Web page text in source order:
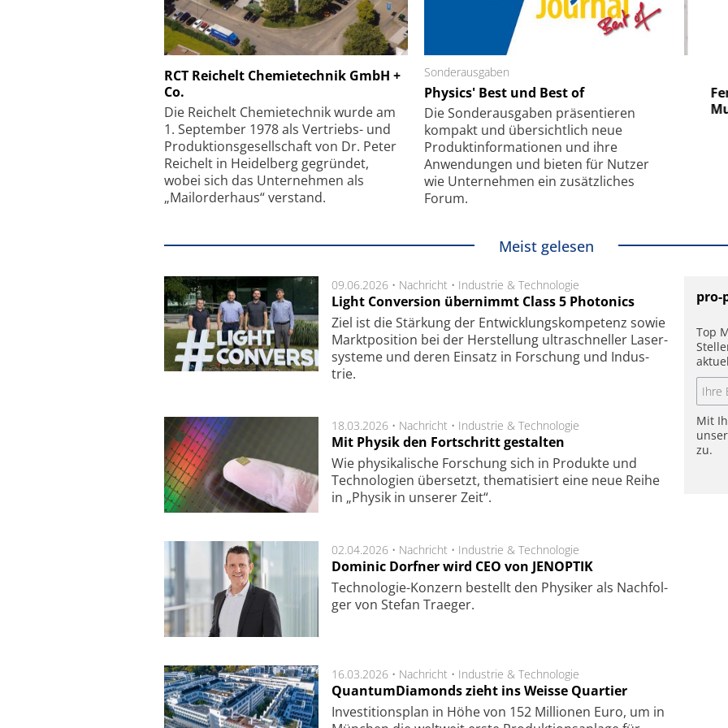
RCT Reichelt Chemietechnik GmbH +
Co.
Die Reichelt Chemietechnik wurde am
1. September 1978 als Vertriebs- und
Produktionsgesellschaft von Dr. Peter
Reichelt in Heidelberg gegründet,
wobei sich das Unternehmen als
„Mailorderhaus“ verstand.
Sonderausgaben
Physics' Best und Best of
Die Sonder­ausgaben präsentieren
kompakt und übersichtlich neue
Produkt­informationen und ihre
Anwendungen und bieten für Nutzer
wie Unternehmen ein zusätzliches
Forum.
Schäfter + Kirchhoff GmbH
Feinfokussierungsmechanismus
Elektronenmikroskopie auf
kleinstem Raum
Meist gelesen
09.06.2026 • Nachricht • Industrie & Technologie
Light Conversion übernimmt Class 5 Photonics
Ziel ist die Stär­kung der Ent­wick­lungs­kom­pe­tenz sowie
Markt­po­si­tion bei der Her­stel­lung ul­tra­schnel­ler Laser­
sys­te­me und de­ren Ein­satz in For­schung und In­dus­
trie.
18.03.2026 • Nachricht • Industrie & Technologie
Mit Physik den Fortschritt gestalten
Wie physikalische Forschung sich in Produkte und
Technologien übersetzt, thematisiert eine neue Reihe
in „Physik in unserer Zeit“.
02.04.2026 • Nachricht • Industrie & Technologie
Dominic Dorfner wird CEO von JENOPTIK
Techno­logie-Konzern be­stellt den Phy­si­ker als Nach­fol­
ger von Ste­fan Trae­ger.
16.03.2026 • Nachricht • Industrie & Technologie
QuantumDiamonds zieht ins Weisse Quartier
Inves­ti­tions­plan in Höhe von 152 Mil­lio­nen Euro, um in
pro-
Top
Mit
zu.